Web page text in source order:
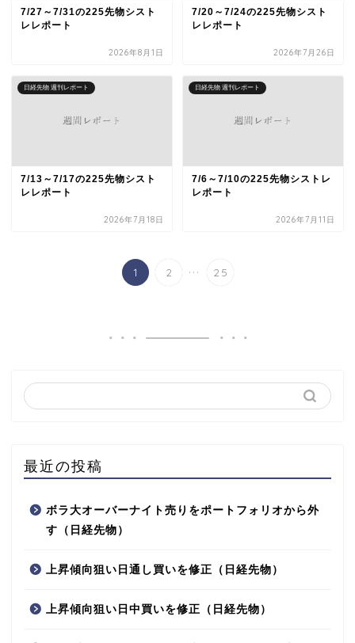
7/27～7/31の225先物シスト
レレポート
2026年8月1日
7/20～7/24の225先物シスト
レレポート
2026年7月26日
日経先物 週刊レポート
7/13～7/17の225先物シスト
レレポート
2026年7月18日
日経先物 週刊レポート
7/6～7/10の225先物シストレ
レポート
2026年7月11日
1 2 ... 25
最近の投稿
ボラ大オーバーナイト売りをポートフォリオから外
す（日経先物）
上昇傾向狙い日通し買いを修正（日経先物）
上昇傾向狙い日中買いを修正（日経先物）